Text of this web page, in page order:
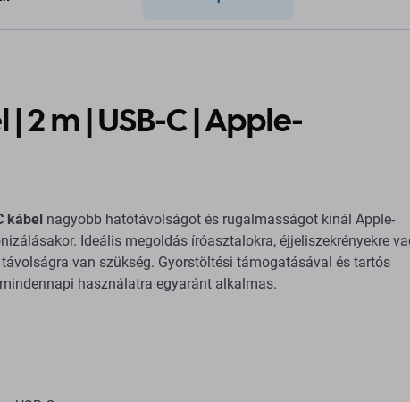
2 m | USB-C | Apple-
kábel nagyobb hatótávolságot és rugalmasságot kínál Apple-
Ideális megoldás íróasztalokra, éjjeliszekrényekre
van szükség. Gyorstöltési támogatásával és tartós
használatra egyaránt alkalmas.